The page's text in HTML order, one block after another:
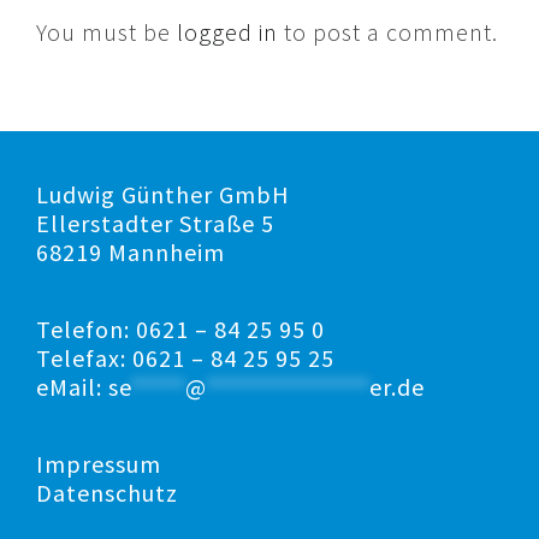
You must be logged in to post a comment.
Ludwig Günther GmbH
Ellerstadter Straße 5
68219 Mannheim
Telefon: 0621 – 84 25 95 0
Telefax: 0621 – 84 25 95 25
eMail: se*****@***************er.de
Impressum
Datenschutz